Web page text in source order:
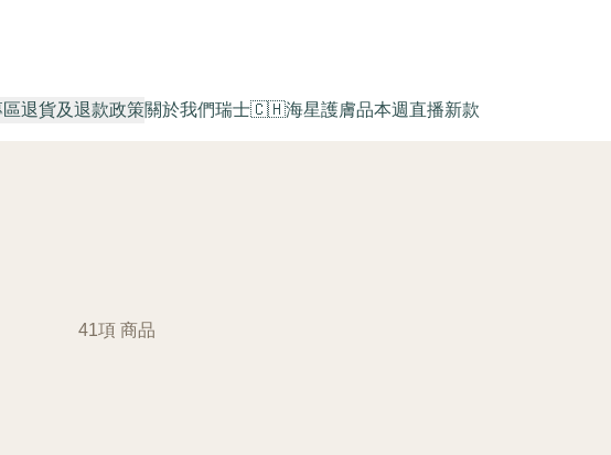
退貨及退款政策關於我們瑞士🇨🇭海星護膚品本週直播新款
41項 商品